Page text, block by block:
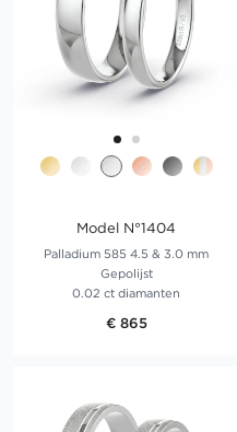
Model N°1404
Palladium 585 4.5 & 3.0 mm
Gepolijst
0.02 ct diamanten
€ 865